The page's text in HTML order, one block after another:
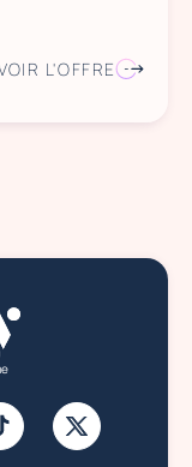
L'OFFRE